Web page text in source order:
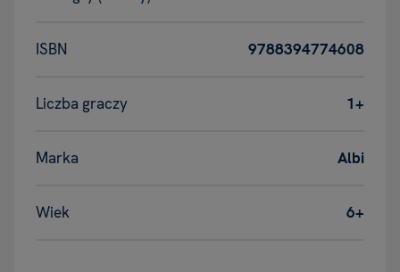
ISBN 9788394774608
Liczba graczy 1+
Marka Albi
Wiek 6+